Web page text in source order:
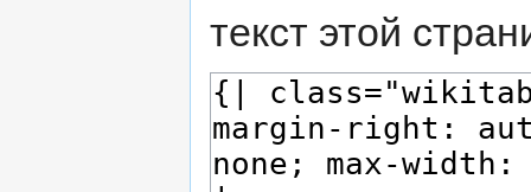
текст этой